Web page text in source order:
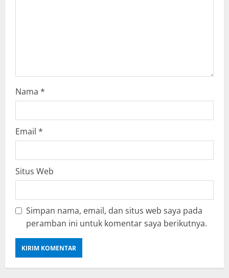
Nama *
Email *
Situs Web
Simpan nama, email, dan situs web saya pada
peramban ini untuk komentar saya berikutnya.